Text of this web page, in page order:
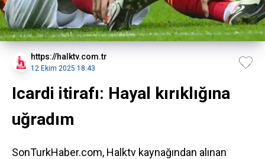
https://halktv.com.tr
12 Ekim 2025 18:43
Icardi itirafı: Hayal kırıklığına
uğradım
SonTurkHaber.com, Halktv kaynağından alınan